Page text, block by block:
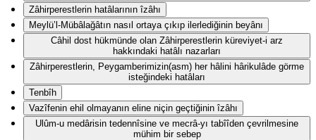
Zâhirperestlerin hatâlarının îzâhı
Meylü’l-Mübâlağâtın nasıl ortaya çıkıp ilerlediğinin beyânı
Câhil dost hükmünde olan Zâhirperestlerin küreviyet-i arz
hakkındaki hatâlı nazarları
Zâhirperestlerin, Peygamberimizin(asm) her hâlini hârikulâde görme
isteğindeki hatâları
Tenbîh
Vazîfenin ehil olmayanın eline niçin geçtiğinin îzâhı
Ulûm-u medârisin tedennîsine ve mecrâ-yı tabîîden çevrilmesine
mühim bir sebep